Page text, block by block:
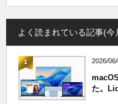
よく読まれている記事(今
1 2026/
た。